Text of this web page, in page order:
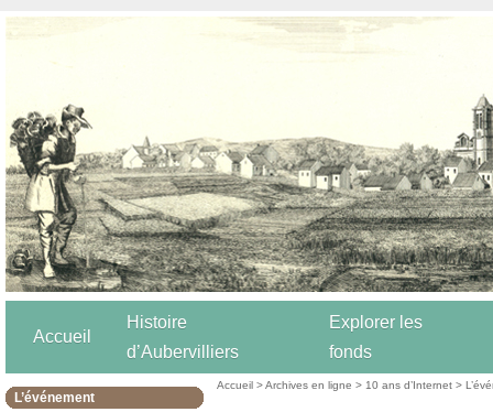
Accueil
Histoire
d’Aubervilliers
Explorer les
fonds
L’événement
Accueil >Archives en ligne > 10 ans d’Internet >